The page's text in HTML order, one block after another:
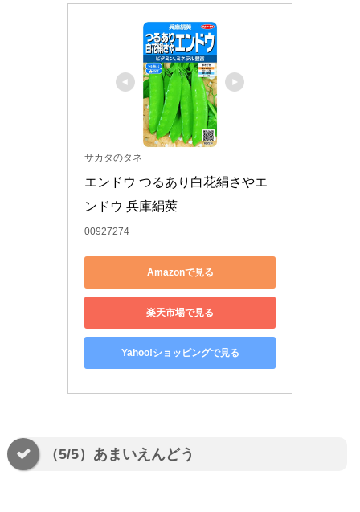
サカタのタネ
エンドウ つるあり白花絹さやエ
ンドウ 兵庫絹莢
00927274
Amazonで見る
楽天市場で見る
Yahoo!ショッピングで見る
（5/5）あまいえんどう